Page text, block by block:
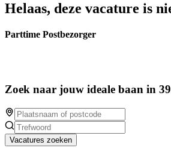
Helaas, deze vacature is
Parttime Postbezorger
Zoek naar jouw ideale baan in
Vacatures zoeken